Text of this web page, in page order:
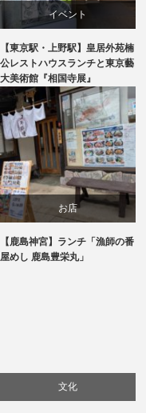
イベント
文化
美術展・美術館・博物館巡り
【東京駅・上野駅】皇居外苑楠
公レストハウスランチと東京藝
大美術館『相国寺展』
お店
旅行
【鹿島神宮】ランチ「漁師の番
屋めし 鹿島豊栄丸」
文化